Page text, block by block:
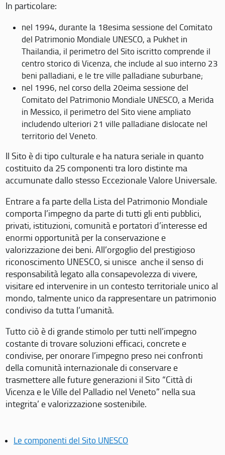
In particolare:
nel 1994, durante la 18esima sessione del Comitato
del Patrimonio Mondiale UNESCO, a Pukhet in
Thailandia, il perimetro del Sito iscritto comprende il
centro storico di Vicenza, che include al suo interno 23
beni palladiani, e le tre ville palladiane suburbane;
nel 1996, nel corso della 20eima sessione del
Comitato del Patrimonio Mondiale UNESCO, a Merida
in Messico, il perimetro del Sito viene ampliato
includendo ulteriori 21 ville palladiane dislocate nel
territorio del Veneto.
Il Sito è di tipo culturale e ha natura seriale in quanto
costituito da 25 componenti tra loro distinte ma
accumunate dallo stesso Eccezionale Valore Universale.
Entrare a fa parte della Lista del Patrimonio Mondiale
comporta l’impegno da parte di tutti gli enti pubblici,
privati, istituzioni, comunità e portatori d’interesse ed
enormi opportunità per la conservazione e
valorizzazione dei beni. All’orgoglio del prestigioso
riconoscimento UNESCO, si unisce anche il senso di
responsabilità legato alla consapevolezza di vivere,
visitare ed intervenire in un contesto territoriale unico al
mondo, talmente unico da rappresentare un patrimonio
condiviso da tutta l’umanità.
Tutto ciò è di grande stimolo per tutti nell’impegno
costante di trovare soluzioni efficaci, concrete e
condivise, per onorare l’impegno preso nei confronti
della comunità internazionale di conservare e
trasmettere alle future generazioni il Sito “Città di
Vicenza e le Ville del Palladio nel Veneto” nella sua
integrita’ e valorizzazione sostenibile.
Le componenti del Sito UNESCO